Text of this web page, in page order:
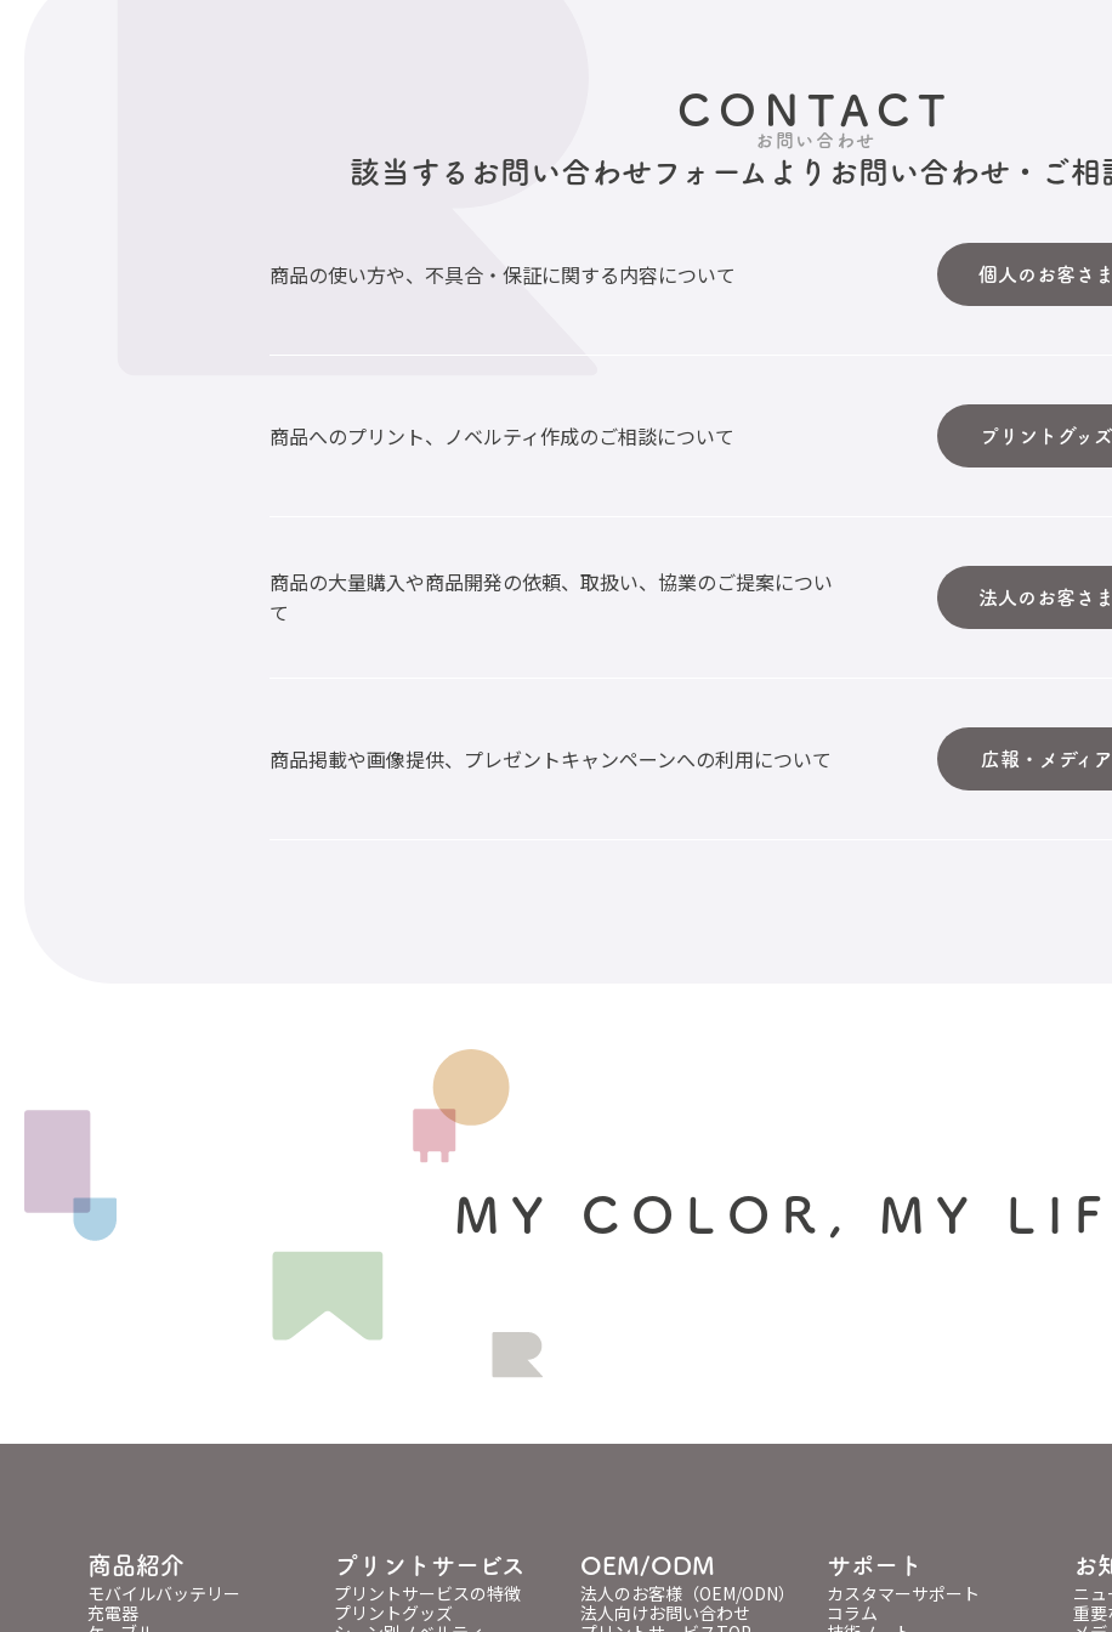
CONTACT
お問い合わせ
該当するお問い合わせフォームより お問い合わせ・ご相
商品の使い方や、不具合・保証に関する内容について 個人のお客さ
商品へのプリント、ノベルティ作成のご相談について プリントグッ
商品の大量購入や商品開発の依頼、取扱い、協業のご提案につい
て
法人のお客さ
商品掲載や画像提供、プレゼントキャンペーンへの利用について 広報・メディ
MY COLOR, MY
商品紹介
モバイルバッテリー
充電器
プリントサービス
プリントサービスの特徴
プリントグッズ
OEM/ODM
法人のお客様（OEM/ODN）
法人向けお問い合わせ
サポート
カスタマーサポート
コラム
お
ニュ
重要